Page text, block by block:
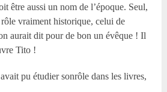
être aussi un nom de l’époque. Seul,
vraiment historique, celui de
aurait dit pour de bon un évêque ! Il
Tito !
pu étudier sonrôle dans les livres,